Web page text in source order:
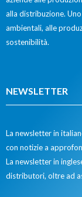
alla distribuzione.
ambientali, alle
sostenibilità.
NEWSLETTER
La newsletter in
con notizie a
La newsletter in
distributori, oltre ad